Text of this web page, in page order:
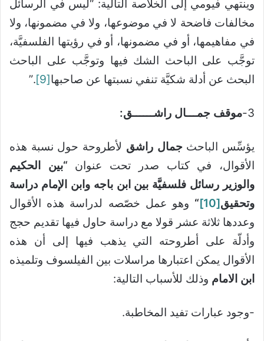
وينتهي فيومي إلى الخلاصة التالية: “ليس في الرسائل
مخالفات فاضحة لا في موضوعها، ولا في مضمونها، ولا
في مفاهيمها، أو في مضمونها، أو في رؤيتها الفلسفيَّة،
توجَّب على الباحث الشك فيها وتوجَّب على الباحث
البحث عن أدلة شكيَّة تنفي نسبتها عن صاحبها[9]
.”
3- موقف جمـــال راشــــــق:
يؤسِّس الباحثجمال راشق لأطروحة حول نسبة هذه
الأقوال، في كتاب صدر تحت عنوان “بين الحكيم
والوزير رسائل فلسفيَّة بين ابن باجه وابن الإمام دراسة
وتحقيق[10]
“ وهو عمل خصّصه لدراسة هذه الأقوال
وعددها ثلاثة عشر قولا مع دراسة حاول فيها تقديم حجج
وأدلّة على أطروحته التي يذهب فيها إلى أن هذه
الأقوال يمكن اعتبارها مراسلات بين الفيلسوف وتلميذه
ابن الامام وذلك للأسباب التالية:
-وجود عبارات تفيد المخاطبة.